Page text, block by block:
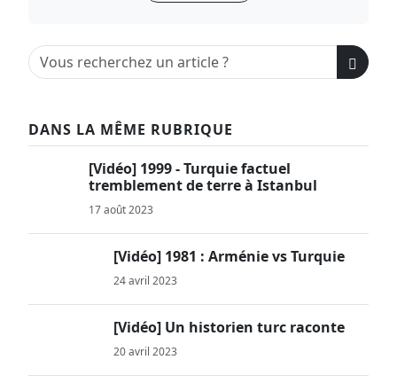
DANS LA MÊME RUBRIQUE
[Vidéo] 1999 - Turquie factuel
tremblement de terre à Istanbul
17 août 2023
[Vidéo] 1981 : Arménie vs Turquie
24 avril 2023
[Vidéo] Un historien turc raconte
20 avril 2023